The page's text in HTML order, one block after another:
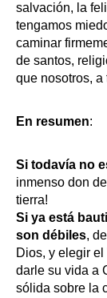
salvación, la
tengamos
caminar
de santos,
que nosotros, a
En resumen:
Si todavía no
inmenso don
tierra!
Si ya está
son débiles,
Dios, y elegir
darle su vida a
sólida sobre la